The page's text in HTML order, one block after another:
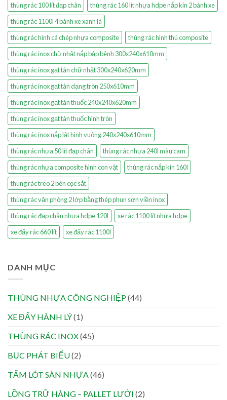
thùng rác 100 lít đạp chân
thùng rác 160 lít nhựa hdpe nắp kín 2 bánh xe
thùng rác 1100l 4 bánh xe xanh lá
thùng rác hình cá chép nhựa composite
thùng rác hình thú composite
thùng rác inox chữ nhật nắp bập bênh 300x240x610mm
thùng rác inox gạt tàn chữ nhật 300x240x620mm
thùng rác inox gạt tàn dạng tròn 250x610mm
thùng rác inox gạt tàn thuốc 240x240x620mm
thùng rác inox gạt tàn thuốc hình tròn
thùng rác inox nắp lật hình vuông 240x240x610mm
thùng rác nhựa 50 lít đạp chân
thùng rác nhựa 240l màu cam
thùng rác nhựa composite hình con vật
thùng rác nắp kín 160l
thùng rác treo 2 bên cọc sắt
thùng rác văn phòng 2 lớp bằng thép phun sơn viền inox
thùng rác đạp chân nhựa hdpe 120l
xe rác 1100 lít nhựa hdpe
xe đẩy rác 660 lít
xe đẩy rác 1100l
DANH MỤC
THÙNG NHỰA CÔNG NGHIỆP(44)
XE ĐẨY HÀNH LÝ(1)
THÙNG RÁC INOX(45)
BỤC PHÁT BIỂU(2)
TẤM LÓT SÀN NHỰA(46)
LỒNG TRỮ HÀNG – PALLET LƯỚI (2)